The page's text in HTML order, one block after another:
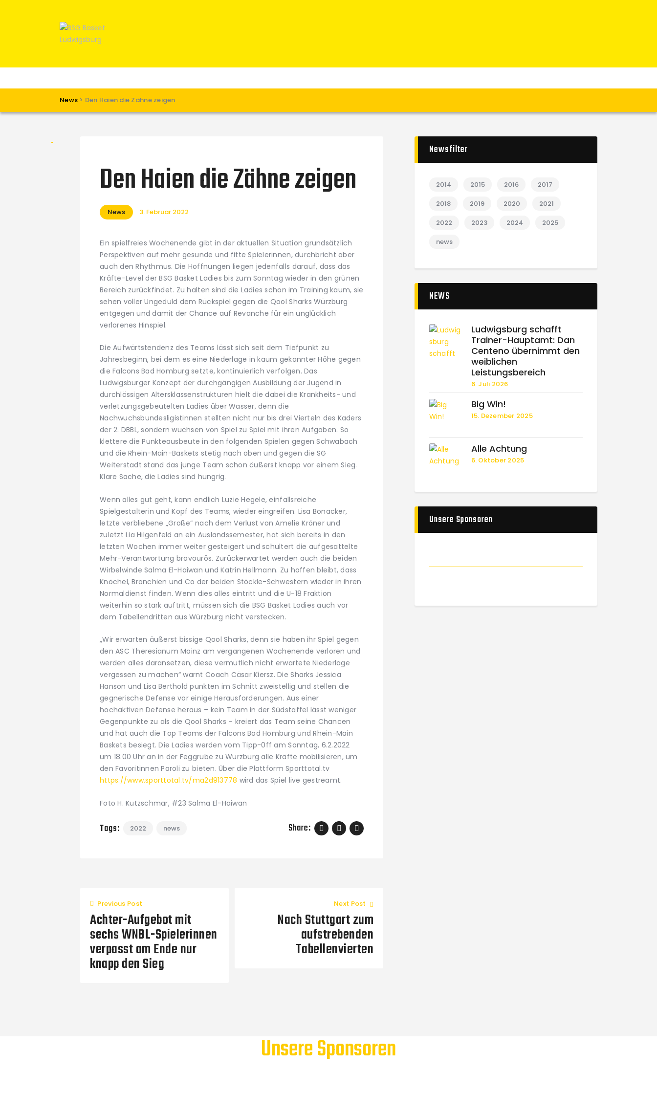
News > Den Haien die Zähne zeigen
Spielbetrieb
Den Haien die Zähne zeigen
News 3. Februar 2022
Ein spielfreies Wochenende gibt in der aktuellen Situation grundsätzlich
Perspektiven auf mehr gesunde und fitte Spielerinnen, durchbricht aber
auch den Rhythmus. Die Hoffnungen liegen jedenfalls darauf, dass das
Kräfte-Level der BSG Basket Ladies bis zum Sonntag wieder in den grünen
Bereich zurückfindet. Zu halten sind die Ladies schon im Training kaum, sie
sehen voller Ungeduld dem Rückspiel gegen die Qool Sharks Würzburg
entgegen und damit der Chance auf Revanche für ein unglücklich
verlorenes Hinspiel.
Die Aufwärtstendenz des Teams lässt sich seit dem Tiefpunkt zu
Jahresbeginn, bei dem es eine Niederlage in kaum gekannter Höhe gegen
die Falcons Bad Homburg setzte, kontinuierlich verfolgen. Das
Ludwigsburger Konzept der durchgängigen Ausbildung der Jugend in
durchlässigen Altersklassenstrukturen hielt die dabei die Krankheits- und
verletzungsgebeutelten Ladies über Wasser, denn die
Nachwuchsbundesligistinnen stellten nicht nur bis drei Vierteln des Kaders
der 2. DBBL, sondern wuchsen von Spiel zu Spiel mit ihren Aufgaben. So
klettere die Punkteausbeute in den folgenden Spielen gegen Schwabach
und die Rhein-Main-Baskets stetig nach oben und gegen die SG
Weiterstadt stand das junge Team schon äußerst knapp vor einem Sieg.
Klare Sache, die Ladies sind hungrig.
Wenn alles gut geht, kann endlich Luzie Hegele, einfallsreiche
Spielgestalterin und Kopf des Teams, wieder eingreifen. Lisa Bonacker,
letzte verbliebene „Große“ nach dem Verlust von Amelie Kröner und
zuletzt Lia Hilgenfeld an ein Auslandssemester, hat sich bereits in den
letzten Wochen immer weiter gesteigert und schultert die aufgesattelte
Mehr-Verantwortung bravourös. Zurückerwartet werden auch die beiden
Wirbelwinde Salma El-Haiwan und Katrin Hellmann. Zu hoffen bleibt, dass
Knöchel, Bronchien und Co der beiden Stöckle-Schwestern wieder in ihren
Normaldienst finden. Wenn dies alles eintritt und die U-18 Fraktion
weiterhin so stark auftritt, müssen sich die BSG Basket Ladies auch vor
dem Tabellendritten aus Würzburg nicht verstecken.
„Wir erwarten äußerst bissige Qool Sharks, denn sie haben ihr Spiel gegen
den ASC Theresianum Mainz am vergangenen Wochenende verloren und
werden alles daransetzen, diese vermutlich nicht erwartete Niederlage
vergessen zu machen“ warnt Coach Cäsar Kiersz. Die Sharks Jessica
Hanson und Lisa Berthold punkten im Schnitt zweistellig und stellen die
gegnerische Defense vor einige Herausforderungen. Aus einer
hochaktiven Defense heraus – kein Team in der Südstaffel lässt weniger
Gegenpunkte zu als die Qool Sharks – kreiert das Team seine Chancen
und hat auch die Top Teams der Falcons Bad Homburg und Rhein-Main
Baskets besiegt. Die Ladies werden vom Tipp-0ff am Sonntag, 6.2.2022
um 18.00 Uhr an in der Feggrube zu Würzburg alle Kräfte mobilisieren, um
den Favoritinnen Paroli zu bieten. Über die Plattform Sporttotal.tv
https://www.sporttotal.tv/ma2d913778 wird das Spiel live gestreamt.
Foto H. Kutzschmar, #23 Salma El-Haiwan
Tags: 2022 news Share:
Previous Post
Achter-Aufgebot mit
sechs WNBL-Spielerinnen
verpasst am Ende nur
knapp den Sieg
Next Post
Nach Stuttgart zum
aufstrebenden
Tabellenvierten
Newsfilter
2014 2015 2016 2017
2018 2019 2020 2021
2022 2023 2024 2025
news
NEWS
Ludwigsburg schafft
Trainer-Hauptamt: Dan
Centeno übernimmt den
weiblichen
Leistungsbereich
6. Juli 2026
Big Win!
15. Dezember 2025
Alle Achtung
6. Oktober 2025
Unsere Sponsoren
Unsere Sponsoren